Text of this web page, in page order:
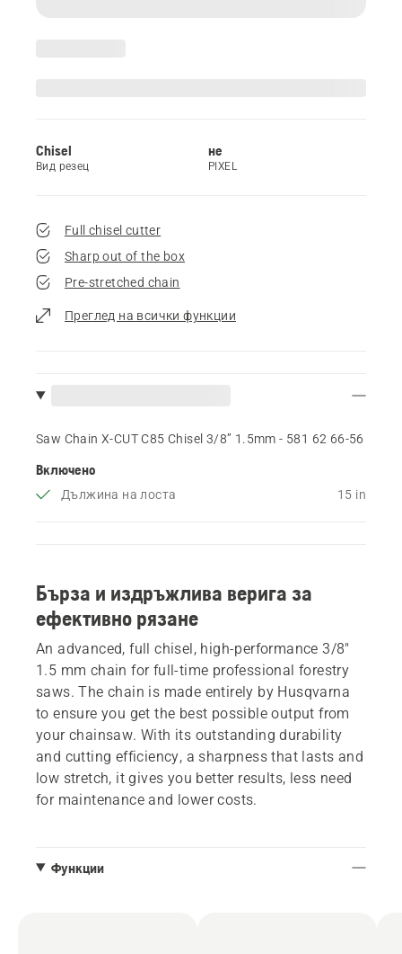
Chisel
Вид резец
не
PIXEL
Full chisel cutter
Sharp out of the box
Pre-stretched chain
Преглед на всички функции
Saw Chain X-CUT C85 Chisel 3/8” 1.5mm - 581 62 66‑56
Включено
Дължина на лоста 15 in
Бърза и издръжлива верига за
ефективно рязане
An advanced, full chisel, high-performance 3/8"
1.5 mm chain for full-time professional forestry
saws. The chain is made entirely by Husqvarna
to ensure you get the best possible output from
your chainsaw. With its outstanding durability
and cutting efficiency, a sharpness that lasts and
low stretch, it gives you better results, less need
for maintenance and lower costs.
Функции